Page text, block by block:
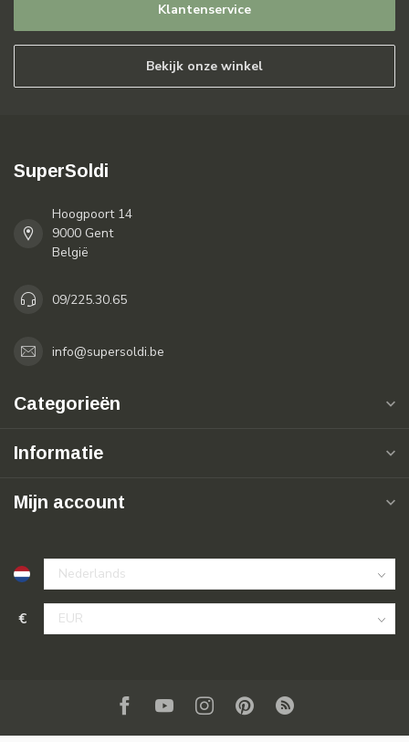
Klantenservice
Bekijk onze winkel
SuperSoldi
Hoogpoort 14
9000 Gent
België
09/225.30.65
info@supersoldi.be
Categorieën
Informatie
Mijn account
€